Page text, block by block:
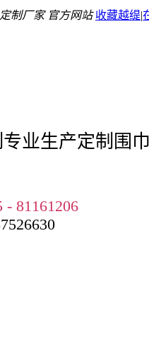
制厂家 官方网站 收藏越缇|
专业生产定制围
- 81161206